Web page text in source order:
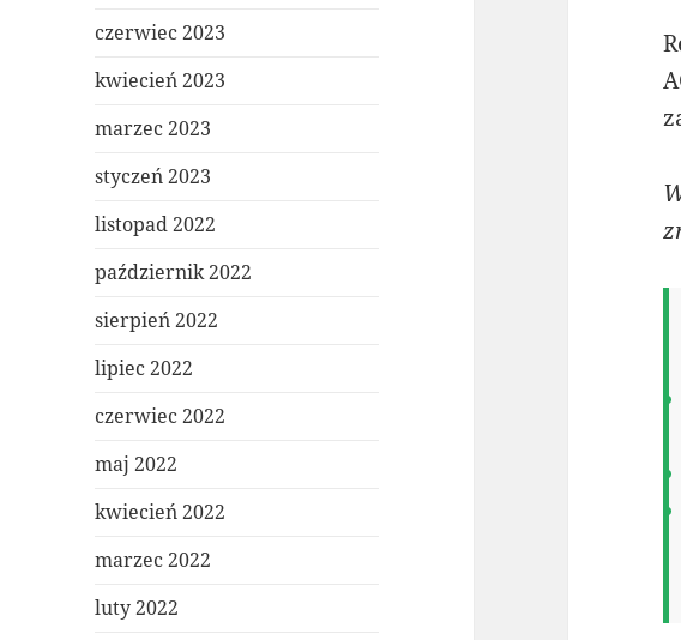
czerwiec 2023
kwiecień 2023
marzec 2023
styczeń 2023
listopad 2022
październik 2022
sierpień 2022
lipiec 2022
czerwiec 2022
maj 2022
kwiecień 2022
marzec 2022
luty 2022